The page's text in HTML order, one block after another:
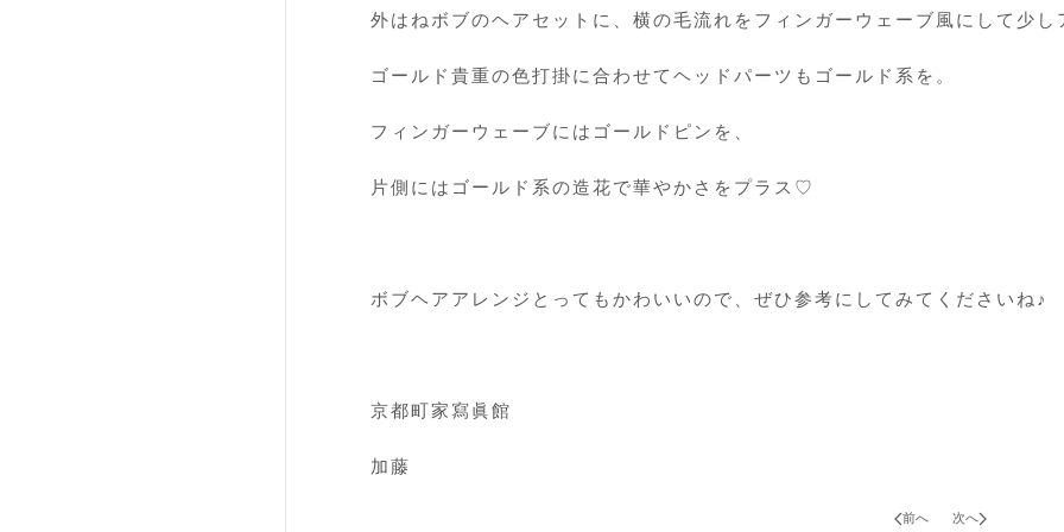
外はねボブのヘアセットに、横の毛流れをフィンガーウェーブ風にして少し
ゴールド貴重の色打掛に合わせてヘッドパーツもゴールド系を。
フィンガーウェーブにはゴールドピンを、
片側にはゴールド系の造花で華やかさをプラス♡
ボブヘアアレンジとってもかわいいので、ぜひ参考にしてみてくださいね♪
京都町家寫眞館
加藤
前へ 次へ